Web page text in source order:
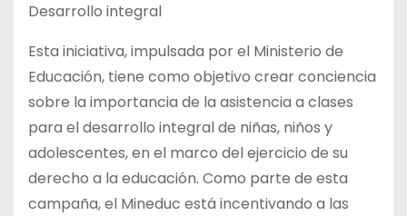
Desarrollo integral
Esta iniciativa, impulsada por el Ministerio de
Educación, tiene como objetivo crear conciencia
sobre la importancia de la asistencia a clases
para el desarrollo integral de niñas, niños y
adolescentes, en el marco del ejercicio de su
derecho a la educación. Como parte de esta
campaña, el Mineduc está incentivando a las